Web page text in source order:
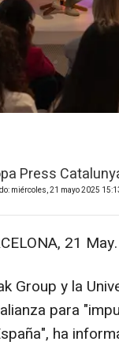
Press
miércoles, 21 mayo 2025
21
Group y la
para
ha